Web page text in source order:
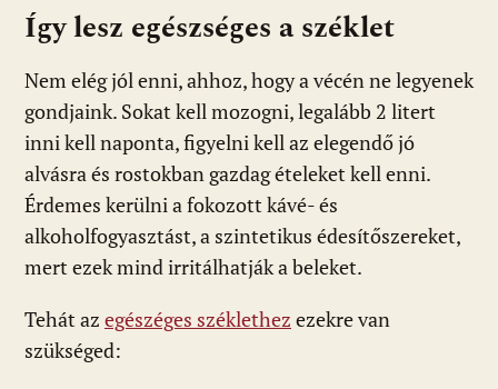
Így lesz egészséges a széklet
Nem elég jól enni, ahhoz, hogy a vécén ne legyenek
gondjaink. Sokat kell mozogni, legalább 2 litert
inni kell naponta, figyelni kell az elegendő jó
alvásra és rostokban gazdag ételeket kell enni.
Érdemes kerülni a fokozott kávé- és
alkoholfogyasztást, a szintetikus édesítőszereket,
mert ezek mind irritálhatják a beleket.
Tehát az egészéges széklethez ezekre van
szükséged: